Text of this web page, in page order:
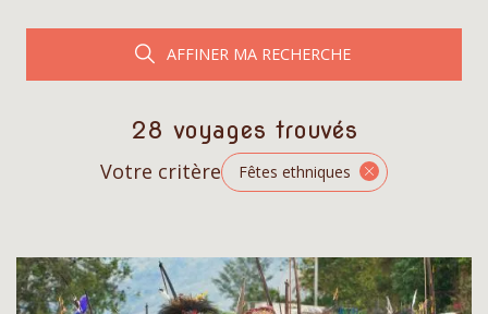
AFFINER MA RECHERCHE
28 voyages trouvés
Votre critère Fêtes ethniques